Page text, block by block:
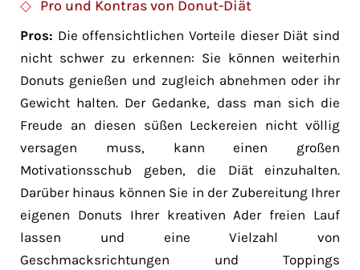
Pro und Kontras von Donut-Diät
Pros: Die offensichtlichen Vorteile dieser Diät sind
nicht schwer zu erkennen: Sie können weiterhin
Donuts genießen und zugleich abnehmen oder ihr
Gewicht halten. Der Gedanke, dass man sich die
Freude an diesen süßen Leckereien nicht völlig
versagen muss, kann einen großen
Motivationsschub geben, die Diät einzuhalten.
Darüber hinaus können Sie in der Zubereitung Ihrer
eigenen Donuts Ihrer kreativen Ader freien Lauf
lassen und eine Vielzahl von
Geschmacksrichtungen und Toppings